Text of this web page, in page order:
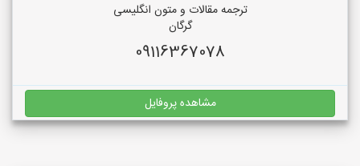
ترجمه مقالات و متون انگلیسی
گرگان
09116367078
مشاهده پروفایل